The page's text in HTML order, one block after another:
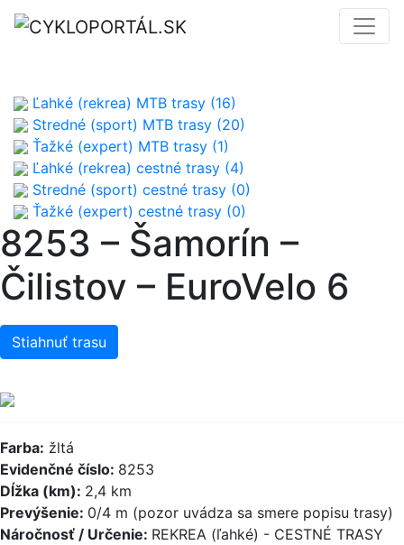
Ľahké (rekrea) MTB trasy (16)
Stredné (sport) MTB trasy (20)
Ťažké (expert) MTB trasy (1)
Ľahké (rekrea) cestné trasy (4)
Stredné (sport) cestné trasy (0)
Ťažké (expert) cestné trasy (0)
8253 – Šamorín –
Čilistov – EuroVelo 6
Stiahnuť trasu
Farba: žltá
Evidenčné číslo: 8253
Dĺžka (km): 2,4 km
Prevýšenie: 0/4 m (pozor uvádza sa smere popisu trasy)
Náročnosť / Určenie: REKREA (ľahké) - CESTNÉ TRASY